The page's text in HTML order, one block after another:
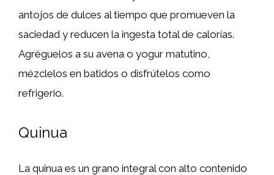
antojos de dulces al tiempo que promueven la
saciedad y reducen la ingesta total de calorías.
Agréguelos a su avena o yogur matutino,
mézclelos en batidos o disfrútelos como
refrigerio.
Quinua
La quinua es un grano integral con alto contenido